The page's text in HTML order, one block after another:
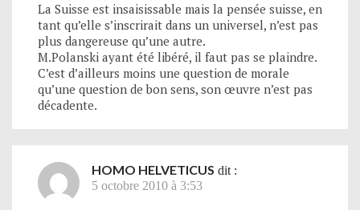
La Suisse est insaisissable mais la pensée suisse, en
tant qu’elle s’inscrirait dans un universel, n’est pas
plus dangereuse qu’une autre.
M.Polanski ayant été libéré, il faut pas se plaindre.
C’est d’ailleurs moins une question de morale
qu’une question de bon sens, son œuvre n’est pas
décadente.
HOMO HELVETICUS dit :
5 octobre 2010 à 3:53